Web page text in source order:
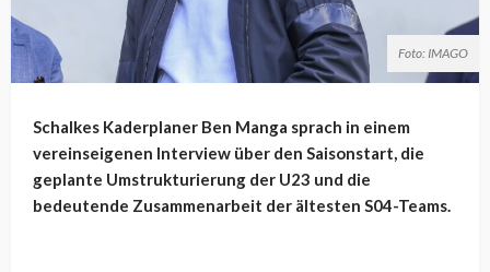
Foto: IMAGO
Schalkes Kaderplaner Ben Manga sprach in einem
vereinseigenen Interview über den Saisonstart, die
geplante Umstrukturierung der U23 und die
bedeutende Zusammenarbeit der ältesten S04-Teams.